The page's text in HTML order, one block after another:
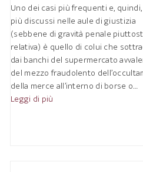
Uno dei casi più frequenti e, quindi,
più discussi nelle aule di giustizia
(sebbene di gravità penale
relativa) è quello di colui che
dai banchi del supermercato
del mezzo fraudolento
della merce all’interno di borse o…
Leggi di più